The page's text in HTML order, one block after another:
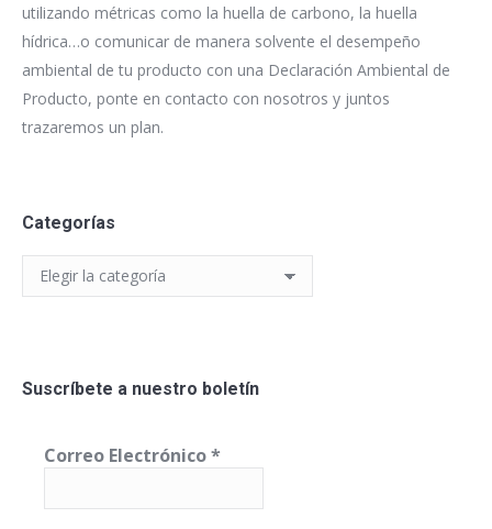
utilizando métricas como la huella de carbono, la huella
hídrica…o comunicar de manera solvente el desempeño
ambiental de tu producto con una Declaración Ambiental de
Producto, ponte en contacto con nosotros y juntos
trazaremos un plan.
Categorías
Categorías
Suscríbete a nuestro boletín
Correo Electrónico*